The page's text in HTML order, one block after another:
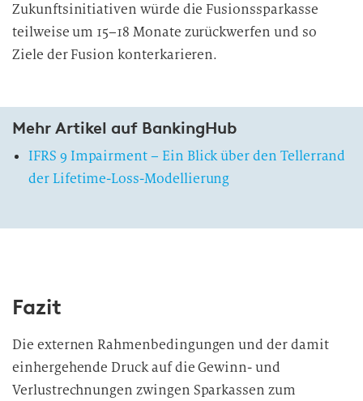
Zukunftsinitiativen würde die Fusionssparkasse
teilweise um 15–18 Monate zurückwerfen und so
Ziele der Fusion konterkarieren.
Mehr Artikel auf BankingHub
IFRS 9 Impairment – Ein Blick über den Tellerrand
der Lifetime-Loss-Modellierung
Fazit
Die externen Rahmenbedingungen und der damit
einhergehende Druck auf die Gewinn- und
Verlustrechnungen zwingen Sparkassen zum